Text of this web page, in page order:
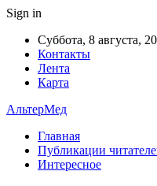
Sign in
Суббота, 8 августа,
Контакты
Лента
Карта
АльтерМед
Главная
Публикации
Интересное